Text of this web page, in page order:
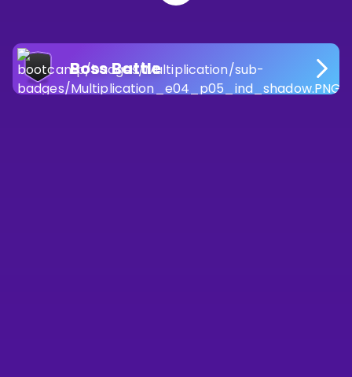
Boss Battle